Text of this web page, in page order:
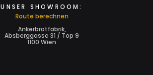
UNSER SHOWROOM:
Route berechnen
Ankerbrotfabrik,
Absberggasse 31 / Top 9
1100 Wien